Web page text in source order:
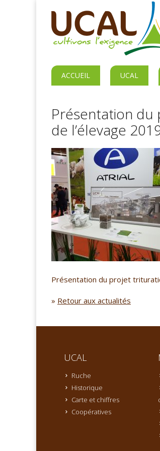
ACCUEIL UCAL
Présentation
de l’élevage
Présentation du projet
» Retour aux actualités
UCAL
Ruche
Historique
Carte et chiffres
Coopératives